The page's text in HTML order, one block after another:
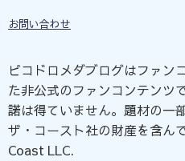
お問い合わせ
ピコドロメダブログはファン
た非公式のファンコンテンツ
諾は得ていません。題材の一
ザ・コースト社の財産を含
Coast LLC.